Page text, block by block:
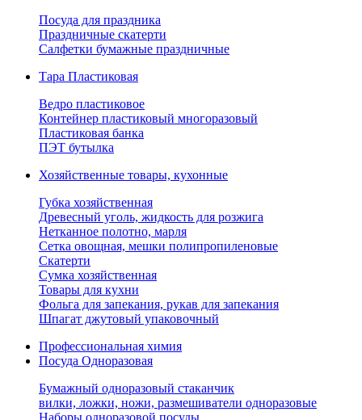
Посуда для праздника
Праздничные скатерти
Салфетки бумажные праздничные
Тара Пластиковая
Ведро пластиковое
Контейнер пластиковый многоразовый
Пластиковая банка
ПЭТ бутылка
Хозяйственные товары, кухонные
Губка хозяйственная
Древесный уголь, жидкость для розжига
Нетканное полотно, марля
Сетка овощная, мешки полипропиленовые
Скатерти
Сумка хозяйственная
Товары для кухни
Фольга для запекания, рукав для запекания
Шпагат джутовый упаковочный
Профессиональная химия
Посуда Одноразовая
Бумажный одноразовый стаканчик
вилки, ложки, ножи, размешиватели одноразовые
Наборы одноразовой посуды